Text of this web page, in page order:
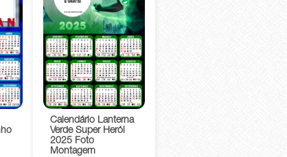
Calendário Lanterna
Verde Super Herói
2025 Foto
Montagem